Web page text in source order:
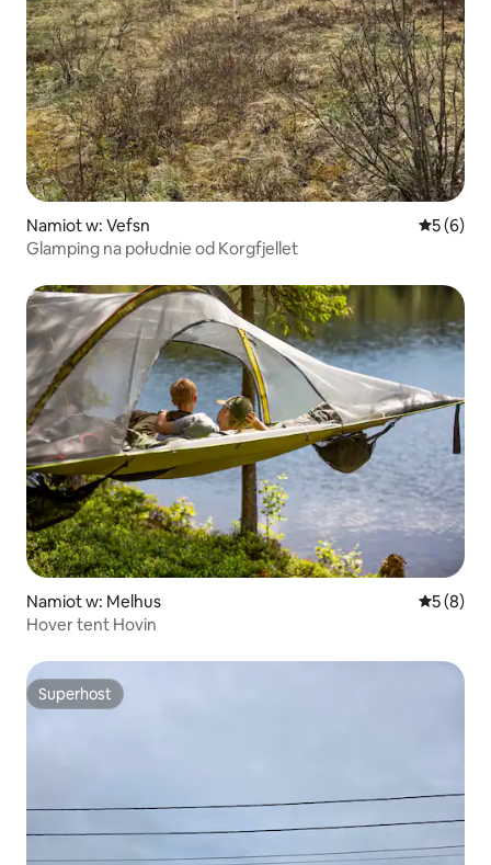
Namiot w: Vefsn Średnia
5 (6)
Glamping na południe od Korgfjellet
Namiot w: Melhus Średnia
5 (8)
Hover tent Hovin
Superhost
Superhost